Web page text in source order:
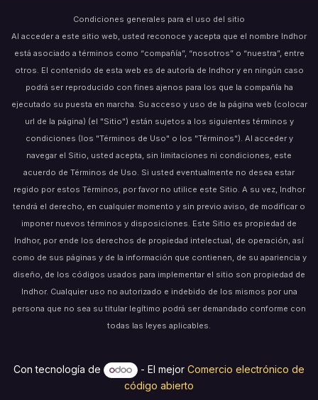
Condiciones generales para el uso del sitio
Al acceder a este sitio web, usted reconoce y acepta que el nombre Indhor
está asociado a términos como “compañía”, “nosotros” o “nuestra”, entre
otros. El contenido de esta web es de autoría de Indhor y en ningún caso
podrá ser reproducido con fines ajenos para los que la compañía ha
ejecutado su puesta en marcha. Su acceso y uso de la página web (colocar
url de la página) (el "Sitio") están sujetos a los siguientes términos y
condiciones (los "Términos de Uso" o los "Términos"). Al acceder y
navegar el Sitio, usted acepta, sin limitaciones ni condiciones, este
acuerdo de Términos de Uso. Si usted eventualmente no desea estar
regido por estos Términos, por favor no utilice este Sitio. A su vez, Indhor
tendrá el derecho, en cualquier momento y sin previo aviso, de modificar o
imponer nuevos términos y disposiciones. Este Sitio es propiedad de
Indhor, por ende los derechos de propiedad intelectual, de operación, así
como de sus páginas y de la información que contienen, de su apariencia y
diseño, de los códigos usados para implementar el sitio son propiedad de
Indhor. Cualquier uso no autorizado e indebido de los mismos por una
persona que no sea su titular legítimo podrá ser demandado conforme con
todas las leyes aplicables.
Con tecnología de - El mejorComercio electrónico de
código abierto